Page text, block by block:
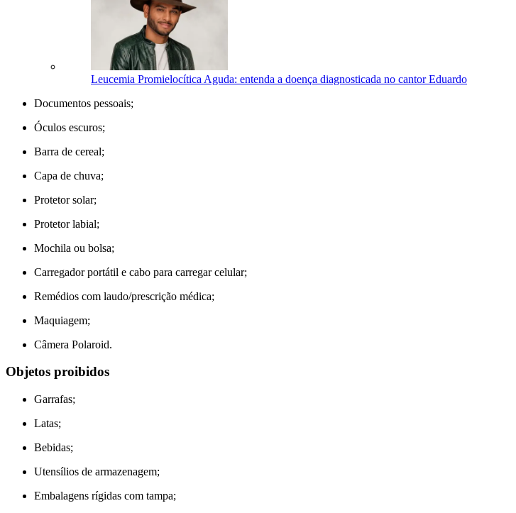
Leucemia Promielocítica Aguda: entenda a doença diagnosticada no cantor Eduardo
Documentos pessoais;
Óculos escuros;
Barra de cereal;
Capa de chuva;
Protetor solar;
Protetor labial;
Mochila ou bolsa;
Carregador portátil e cabo para carregar celular;
Remédios com laudo/prescrição médica;
Maquiagem;
Câmera Polaroid.
Objetos proibidos
Garrafas;
Latas;
Bebidas;
Utensílios de armazenagem;
Embalagens rígidas com tampa;